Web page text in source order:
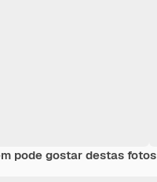
pode gostar destas fotos